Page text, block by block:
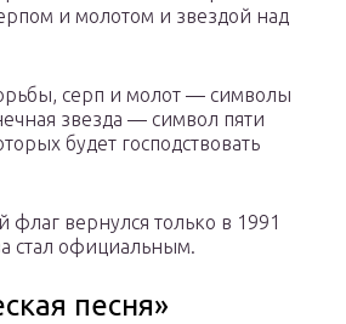
и молотом и звездой над
серп и молот — символы
звезда — символ пяти
будет господствовать
вернулся только в 1991
стал официальным.
песня»